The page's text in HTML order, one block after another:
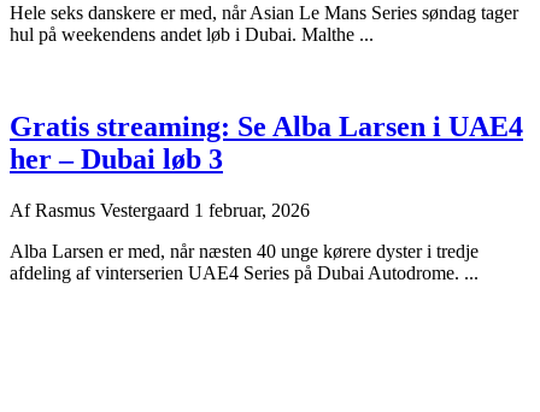
Hele seks danskere er med, når Asian Le Mans Series søndag tager
hul på weekendens andet løb i Dubai. Malthe ...
Gratis streaming: Se Alba Larsen i UAE4
her – Dubai løb 3
AfRasmus Vestergaard 1 februar, 2026
Alba Larsen er med, når næsten 40 unge kørere dyster i tredje
afdeling af vinterserien UAE4 Series på Dubai Autodrome. ...